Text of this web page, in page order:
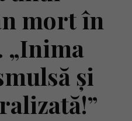
mort în
„Inima
și